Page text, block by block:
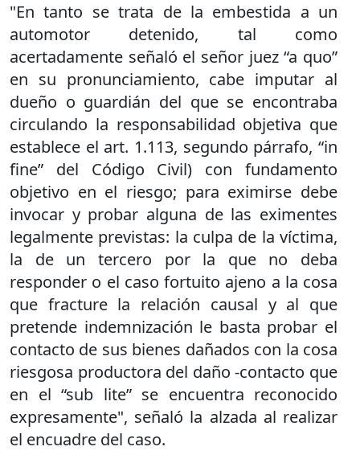
"En tanto se trata de la embestida a un
automotor detenido, tal como
acertadamente señaló el señor juez “a quo”
en su pronunciamiento, cabe imputar al
dueño o guardián del que se encontraba
circulando la responsabilidad objetiva que
establece el art. 1.113, segundo párrafo, “in
fine” del Código Civil) con fundamento
objetivo en el riesgo; para eximirse debe
invocar y probar alguna de las eximentes
legalmente previstas: la culpa de la víctima,
la de un tercero por la que no deba
responder o el caso fortuito ajeno a la cosa
que fracture la relación causal y al que
pretende indemnización le basta probar el
contacto de sus bienes dañados con la cosa
riesgosa productora del daño -contacto que
en el “sub lite” se encuentra reconocido
expresamente", señaló la alzada al realizar
el encuadre del caso.